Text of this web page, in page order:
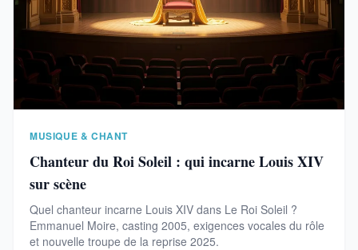
MUSIQUE & CHANT
Chanteur du Roi Soleil : qui incarne Louis XIV
sur scène
Quel chanteur incarne Louis XIV dans Le Roi Soleil ?
Emmanuel Moire, casting 2005, exigences vocales du rôle
et nouvelle troupe de la reprise 2025.